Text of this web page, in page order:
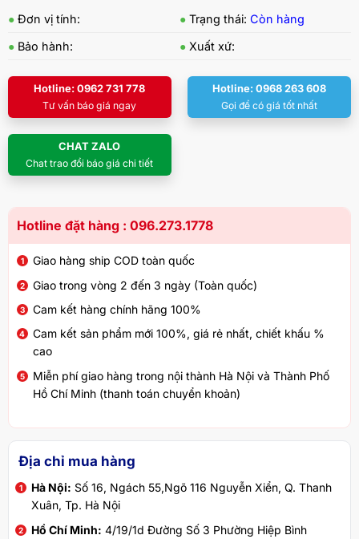
● Đơn vị tính: ● Trạng thái: Còn hàng
● Bảo hành: ● Xuất xứ:
Hotline: 0962 731 778
Tư vấn báo giá ngay
Hotline: 0968 263 608
Gọi để có giá tốt nhất
CHAT ZALO
Chat trao đổi báo giá chi tiết
Hotline đặt hàng : 096.273.1778
Giao hàng ship COD toàn quốc
Giao trong vòng 2 đến 3 ngày (Toàn quốc)
Cam kết hàng chính hãng 100%
Cam kết sản phẩm mới 100%, giá rẻ nhất, chiết khấu %
cao
Miễn phí giao hàng trong nội thành Hà Nội và Thành Phố
Hồ Chí Minh (thanh toán chuyển khoản)
Địa chỉ mua hàng
Hà Nội: Số 16, Ngách 55,Ngõ 116 Nguyễn Xiển, Q. Thanh
Xuân, Tp. Hà Nội
Hồ Chí Minh: 4/19/1d Đường Số 3 Phường Hiệp Bình